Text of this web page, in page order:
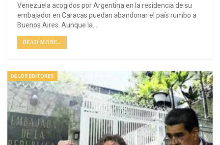
Venezuela acogidos por Argentina en la residencia de su
embajador en Caracas puedan abandonar el país rumbo a
Buenos Aires. Aunque la…
READ MORE...
DE LOS EDITORES